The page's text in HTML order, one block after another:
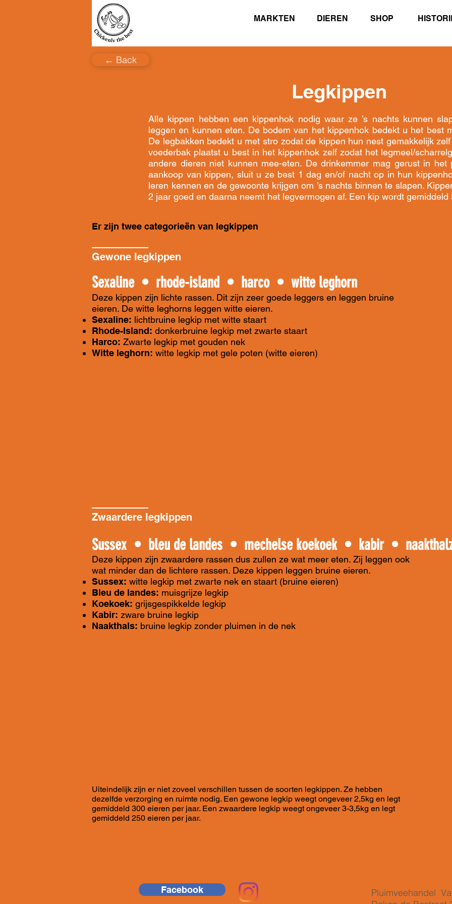
MARKTEN DIEREN SHOP
← Back
Legkippen
Alle kippen hebben een kippenhok nodig waar ze ’s nachts kunnen
leggen en kunnen eten. De bodem van het kippenhok bedekt u het best
De legbakken bedekt u met stro zodat de kippen hun nest gemakkelijk
voederbak plaatst u best in het kippenhok zelf zodat het legmeel/
andere dieren niet kunnen mee-eten. De drinkemmer mag gerust in het
aankoop van kippen, sluit u ze best 1 dag en/of nacht op in hun
leren kennen en de gewoonte krijgen om ’s nachts binnen te slapen.
2 jaar goed en daarna neemt het legvermogen af. Een kip wordt
Er zijn twee categorieën van legkippen
Gewone legkippen
Sexaline • rhode-island • harco • witte leghorn
Deze kippen zijn lichte rassen. Dit zijn zeer goede leggers en leggen bruine
eieren. De witte leghorns leggen witte eieren.
Sexaline: lichtbruine legkip met witte staart
Rhode-Island: donkerbruine legkip met zwarte staart
Harco: Zwarte legkip met gouden nek
Witte leghorn: witte legkip met gele poten (witte eieren)
Zwaardere legkippen
​Sussex • bleu de landes • mechelse koekoek • kabir •
Deze kippen zijn zwaardere rassen dus zullen ze wat meer eten. Zij leggen ook
wat minder dan de lichtere rassen. Deze kippen leggen bruine eieren.
Sussex: witte legkip met zwarte nek en staart (bruine eieren)
Bleu de landes: muisgrijze legkip
Koekoek: grijsgespikkelde legkip
Kabir: zware bruine legkip
Naakthals: bruine legkip zonder pluimen in de nek
Uiteindelijk zijn er niet zoveel verschillen tussen de soorten legkippen. Ze hebben
dezelfde verzorging en ruimte nodig. Een gewone legkip weegt ongeveer 2,5kg en legt
gemiddeld 300 eieren per jaar. Een zwaardere legkip weegt ongeveer 3-3,5kg en legt
gemiddeld 250 eieren per jaar.
Facebook
Pluimveehandel